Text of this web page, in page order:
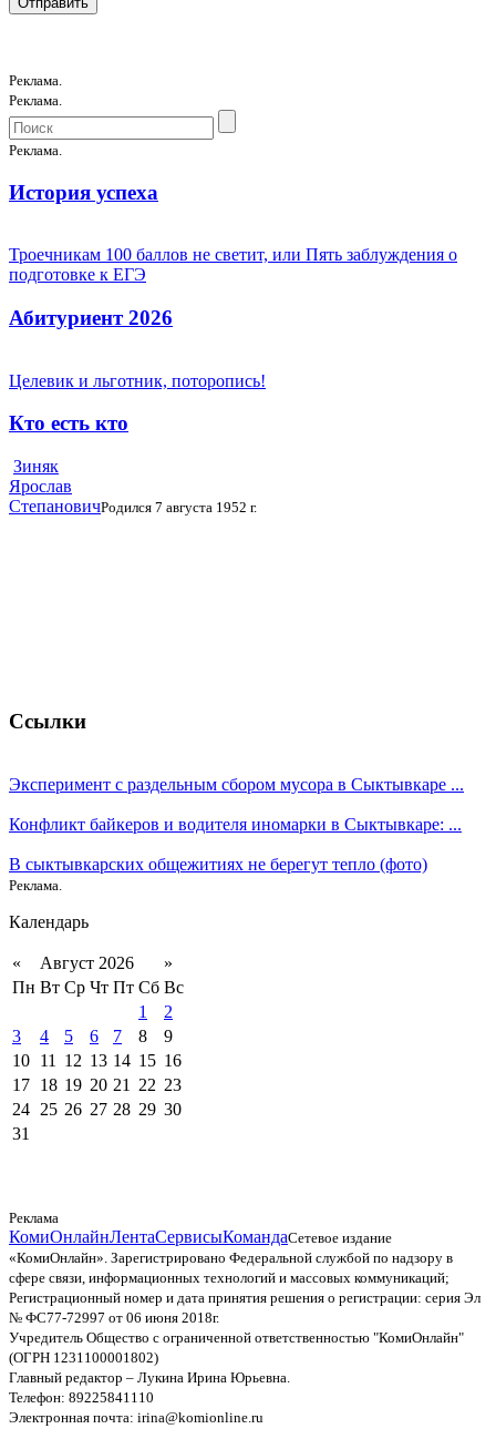
Реклама.
Реклама.
Реклама.
История успеха
Троечникам 100 баллов не светит, или Пять заблуждения о
подготовке к ЕГЭ
Абитуриент 2026
Целевик и льготник, поторопись!
Кто есть кто
Зиняк
Ярослав
СтепановичРодился 7 августа 1952 г.
Ссылки
Эксперимент с раздельным сбором мусора в Сыктывкаре ...
Конфликт байкеров и водителя иномарки в Сыктывкаре: ...
В сыктывкарских общежитиях не берегут тепло (фото)
Реклама.
Календарь
« Август 2026
»
Пн Вт Ср Чт Пт Сб Вс
1
2
3
4 5 6 7 8
9
10 11 12 13 14 15 16
17 18 19 20 21 22 23
24 25 26 27 28 29 30
31
Реклама
КомиОнлайнЛентаСервисыКомандаСетевое издание
«КомиОнлайн». Зарегистрировано Федеральной службой по надзору в
сфере связи, информационных технологий и массовых коммуникаций;
Регистрационный номер и дата принятия решения о регистрации: серия Эл
№ ФС77-72997 от 06 июня 2018г.
Учредитель Общество с ограниченной ответственностью "КомиОнлайн"
(ОГРН 1231100001802)
Главный редактор – Лукина Ирина Юрьевна.
Телефон: 89225841110
Электронная почта: irina@komionline.ru